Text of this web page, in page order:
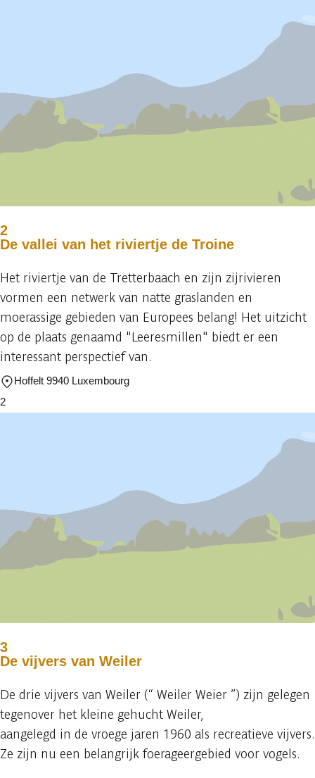
2
De vallei van het riviertje de Troine
Het riviertje van de Tretterbaach en zijn zijrivieren
vormen een netwerk van natte graslanden en
moerassige gebieden van Europees belang! Het uitzicht
op de plaats genaamd "Leeresmillen" biedt er een
interessant perspectief van.
Hoffelt 9940 Luxembourg
2
3
De vijvers van Weiler
De drie vijvers van Weiler (“ Weiler Weier ”) zijn gelegen
tegenover het kleine gehucht Weiler,
aangelegd in de vroege jaren 1960 als recreatieve vijvers.
Ze zijn nu een belangrijk foerageergebied voor vogels.